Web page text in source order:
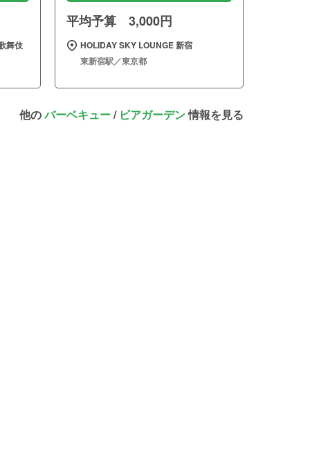
舞伎
平均予算 3,000円
HOLIDAY SKY LOUNGE 新宿
東新宿駅／東京都
他のバーベキュー/ ビアガーデン情報を見る